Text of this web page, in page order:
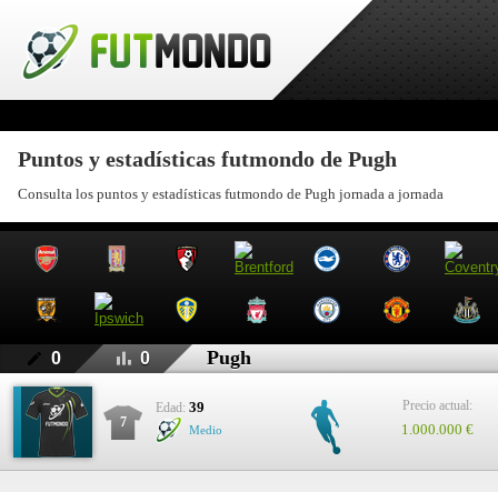
Puntos y estadísticas futmondo de Pugh
Consulta los puntos y estadísticas futmondo de Pugh jornada a jornada
0 0 Pugh
7
Edad: 39
Medio
Precio actual:
1.000.000 €